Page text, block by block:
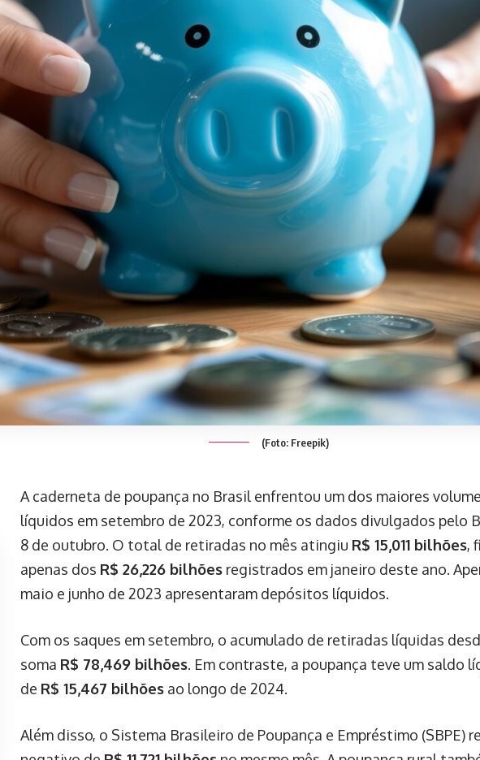
(Foto: Freepik)
A caderneta de poupança no Brasil enfrentou um dos maiores
líquidos em setembro de 2023, conforme os dados divulgados pelo
8 de outubro. O total de retiradas no mês atingiu R$ 15,011 bilhões,
apenas dos R$ 26,226 bilhões registrados em janeiro deste ano.
maio e junho de 2023 apresentaram depósitos líquidos.
Com os saques em setembro, o acumulado de retiradas líquidas
soma R$ 78,469 bilhões. Em contraste, a poupança teve um saldo
de R$ 15,467 bilhões ao longo de 2024.
Além disso, o Sistema Brasileiro de Poupança e Empréstimo (SBPE)